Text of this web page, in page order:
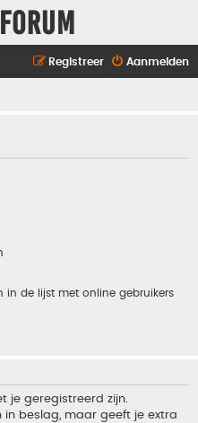
Aanmelden
Registreer
in de lijst met online gebruikers
je geregistreerd zijn.
in beslag, maar geeft je extra